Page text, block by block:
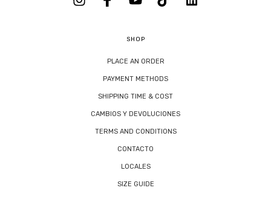
SHOP
PLACE AN ORDER
PAYMENT METHODS
SHIPPING TIME & COST
CAMBIOS Y DEVOLUCIONES
TERMS AND CONDITIONS
CONTACTO
LOCALES
SIZE GUIDE